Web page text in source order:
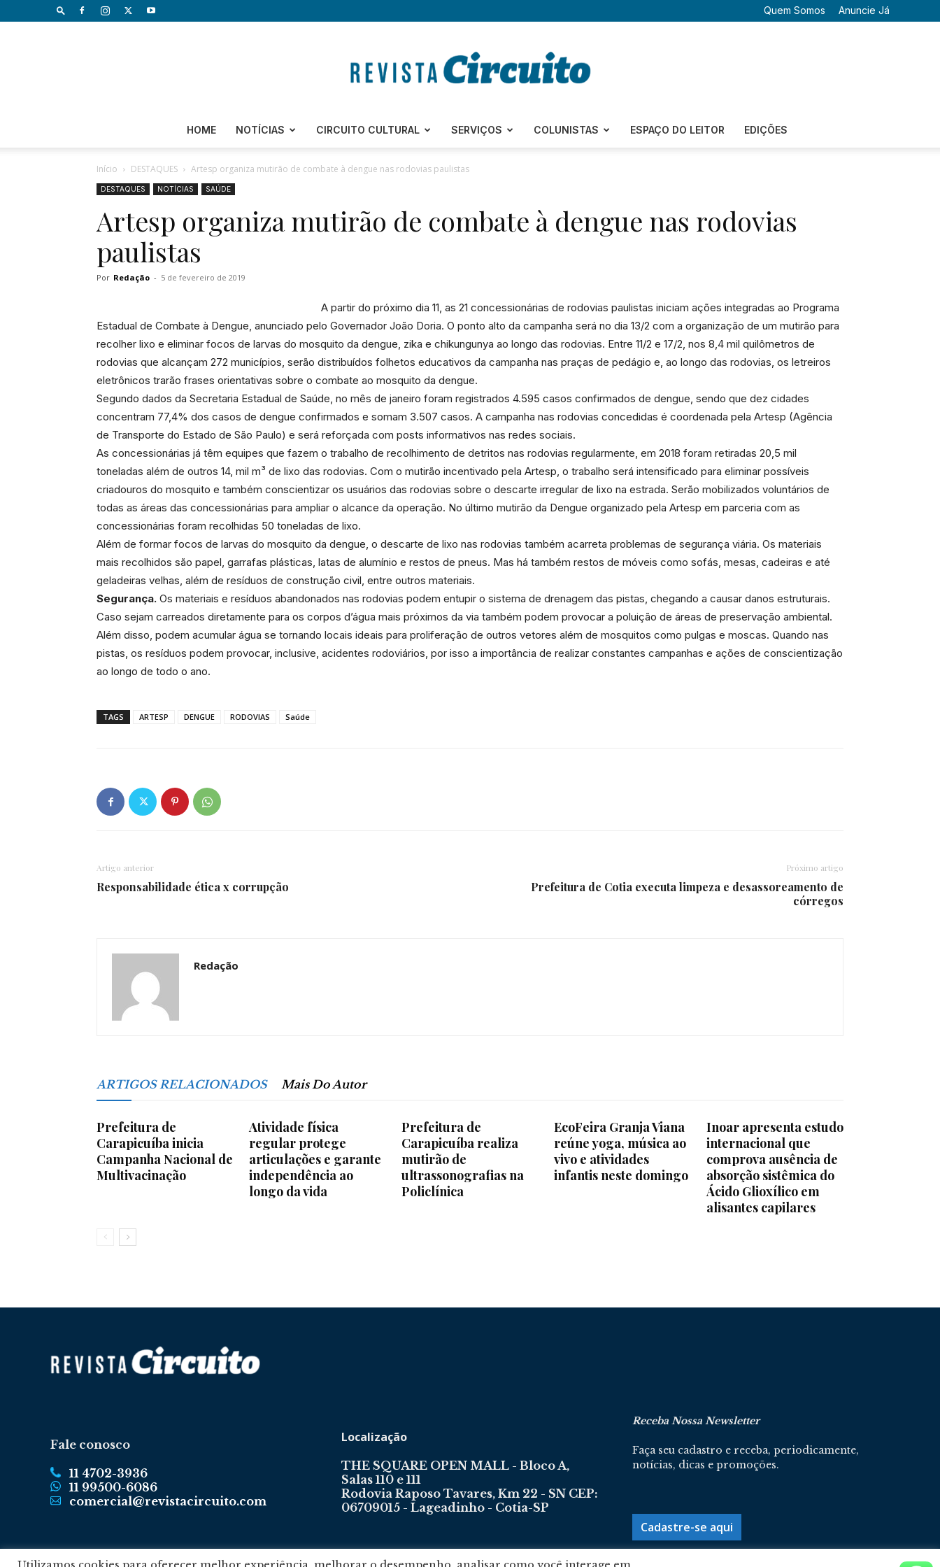
Quem Somos Anuncie Já
Revista
Circuito
–
Portal
de
Notícias
HOME NOTÍCIAS CIRCUITO CULTURAL SERVIÇOS COLUNISTAS ESPAÇO DO LEITOR EDIÇÕES
Início DESTAQUES Artesp organiza mutirão de combate à dengue nas rodovias paulistas
DESTAQUES NOTÍCIAS SAÚDE
Artesp organiza mutirão de combate à dengue nas rodovias
paulistas
Por Redação - 5 de fevereiro de 2019
A partir do próximo dia 11, as 21 concessionárias de rodovias paulistas iniciam ações integradas ao Programa
Estadual de Combate à Dengue, anunciado pelo Governador João Doria. O ponto alto da campanha será no dia 13/2 com a organização de um mutirão para
recolher lixo e eliminar focos de larvas do mosquito da dengue, zika e chikungunya ao longo das rodovias. Entre 11/2 e 17/2, nos 8,4 mil quilômetros de
rodovias que alcançam 272 municípios, serão distribuídos folhetos educativos da campanha nas praças de pedágio e, ao longo das rodovias, os letreiros
eletrônicos trarão frases orientativas sobre o combate ao mosquito da dengue.
Segundo dados da Secretaria Estadual de Saúde, no mês de janeiro foram registrados 4.595 casos confirmados de dengue, sendo que dez cidades
concentram 77,4% dos casos de dengue confirmados e somam 3.507 casos. A campanha nas rodovias concedidas é coordenada pela Artesp (Agência
de Transporte do Estado de São Paulo) e será reforçada com posts informativos nas redes sociais.
As concessionárias já têm equipes que fazem o trabalho de recolhimento de detritos nas rodovias regularmente, em 2018 foram retiradas 20,5 mil
toneladas além de outros 14, mil m³ de lixo das rodovias. Com o mutirão incentivado pela Artesp, o trabalho será intensificado para eliminar possíveis
criadouros do mosquito e também conscientizar os usuários das rodovias sobre o descarte irregular de lixo na estrada. Serão mobilizados voluntários de
todas as áreas das concessionárias para ampliar o alcance da operação. No último mutirão da Dengue organizado pela Artesp em parceria com as
concessionárias foram recolhidas 50 toneladas de lixo.
Além de formar focos de larvas do mosquito da dengue, o descarte de lixo nas rodovias também acarreta problemas de segurança viária. Os materiais
mais recolhidos são papel, garrafas plásticas, latas de alumínio e restos de pneus. Mas há também restos de móveis como sofás, mesas, cadeiras e até
geladeiras velhas, além de resíduos de construção civil, entre outros materiais.
Segurança. Os materiais e resíduos abandonados nas rodovias podem entupir o sistema de drenagem das pistas, chegando a causar danos estruturais.
Caso sejam carreados diretamente para os corpos d’água mais próximos da via também podem provocar a poluição de áreas de preservação ambiental.
Além disso, podem acumular água se tornando locais ideais para proliferação de outros vetores além de mosquitos como pulgas e moscas. Quando nas
pistas, os resíduos podem provocar, inclusive, acidentes rodoviários, por isso a importância de realizar constantes campanhas e ações de conscientização
ao longo de todo o ano.
TAGS ARTESP DENGUE RODOVIAS Saúde
Artigo anterior
Responsabilidade ética x corrupção
Próximo artigo
Prefeitura de Cotia executa limpeza e desassoreamento de
córregos
Redação
ARTIGOS RELACIONADOS Mais Do Autor
Prefeitura de
Carapicuíba inicia
Campanha Nacional de
Multivacinação
Atividade física
regular protege
articulações e garante
independência ao
longo da vida
Prefeitura de
Carapicuíba realiza
mutirão de
ultrassonografias na
Policlínica
EcoFeira Granja Viana
reúne yoga, música ao
vivo e atividades
infantis neste domingo
Inoar apresenta estudo
internacional que
comprova ausência de
absorção sistêmica do
Ácido Glioxílico em
alisantes capilares
Fale conosco
11 4702-3936
11 99500-6086
comercial@revistacircuito.com
Localização
THE SQUARE OPEN MALL - Bloco A,
Salas 110 e 111
Rodovia Raposo Tavares, Km 22 - SN CEP:
06709015 - Lageadinho - Cotia-SP
Receba Nossa Newsletter
Faça seu cadastro e receba, periodicamente,
notícias, dicas e promoções.
Cadastre-se aqui